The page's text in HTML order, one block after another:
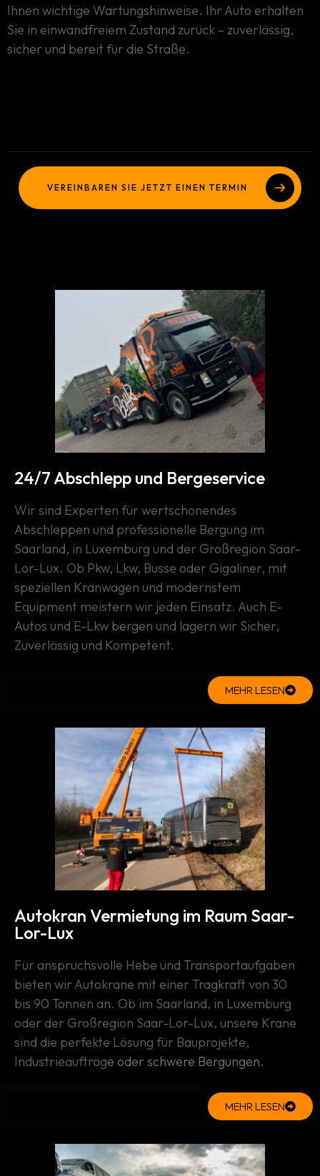
Wir über Uns
Services
Ebay
Ihnen wichtige Wartungshinweise. Ihr Auto erhalten
Sie in einwandfreiem Zustand zurück – zuverlässig,
sicher und bereit für die Straße.
VEREINBAREN SIE JETZT EINEN TERMIN
24/7 Abschlepp und Bergeservice
Wir sind Experten für wertschonendes
Abschleppen und professionelle Bergung im
Saarland, in Luxemburg und der Großregion Saar-
Lor-Lux. Ob Pkw, Lkw, Busse oder Gigaliner, mit
speziellen Kranwagen und modernstem
Equipment meistern wir jeden Einsatz. Auch E-
Autos und E-Lkw bergen und lagern wir Sicher,
Zuverlässig und Kompetent.
MEHR LESEN
Autokran Vermietung im Raum Saar-
Lor-Lux
Für anspruchsvolle Hebe und Transportaufgaben
bieten wir Autokrane mit einer Tragkraft von 30
bis 90 Tonnen an. Ob im Saarland, in Luxemburg
oder der Großregion Saar-Lor-Lux, unsere Krane
sind die perfekte Lösung für Bauprojekte,
Industrieaufträge oder schwere Bergungen.
MEHR LESEN